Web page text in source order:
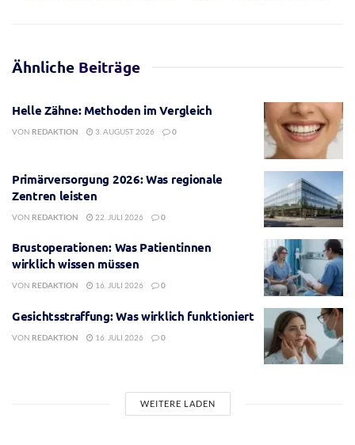
Ähnliche Beiträge
Helle Zähne: Methoden im Vergleich
VON REDAKTION 3. AUGUST 2026 0
Primärversorgung 2026: Was regionale
Zentren leisten
VON REDAKTION 22. JULI 2026 0
Brustoperationen: Was Patientinnen
wirklich wissen müssen
VON REDAKTION 16. JULI 2026 0
Gesichtsstraffung: Was wirklich funktioniert
VON REDAKTION 16. JULI 2026 0
WEITERE LADEN